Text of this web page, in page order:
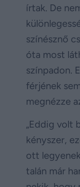
írtak. De
színésznő
óta most
színpadon.
férjének
megnézze
„Eddig volt
kényszer,
ott
talán már